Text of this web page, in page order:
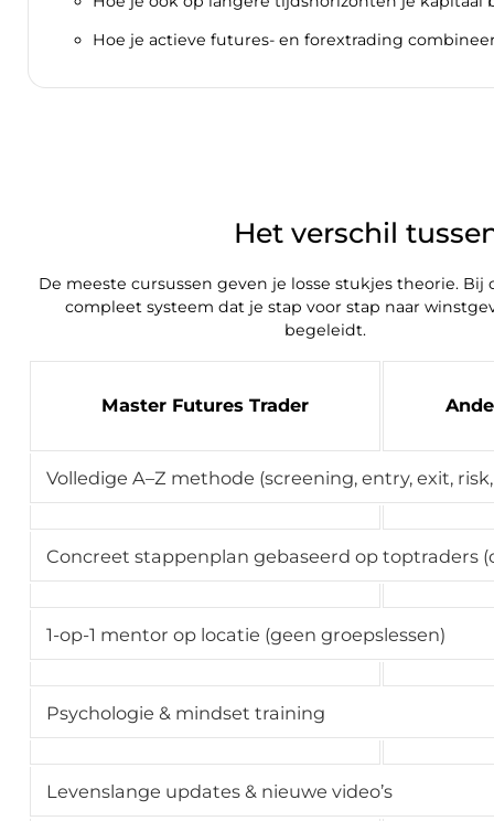
Hoe je actieve futures- en forextrading
Het verschil
De meeste cursussen geven je losse stukjes theorie. Bij
compleet systeem dat je stap voor stap naar
begeleidt.
Master Futures Trader
Volledige A–Z methode (screening, entry, exit, risk,
Concreet stappenplan gebaseerd op toptraders
1-op-1 mentor op locatie (geen groepslessen)
Psychologie & mindset training
Levenslange updates & nieuwe video’s